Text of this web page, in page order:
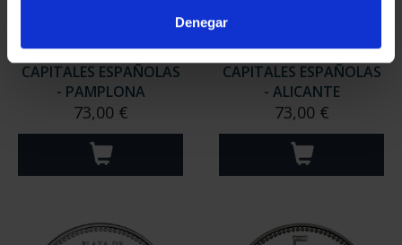
Denegar
CAPITALES ESPAÑOLAS
- PAMPLONA
73,00 €
CAPITALES ESPAÑOLAS
- ALICANTE
73,00 €